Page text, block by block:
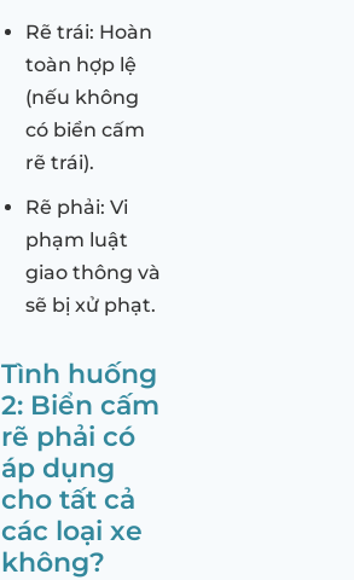
Rẽ trái: Hoàn
toàn hợp lệ
(nếu không
có biển cấm
rẽ trái).
Rẽ phải: Vi
phạm luật
giao thông và
sẽ bị xử phạt.
Tình huống
2: Biển cấm
rẽ phải có
áp dụng
cho tất cả
các loại xe
không?